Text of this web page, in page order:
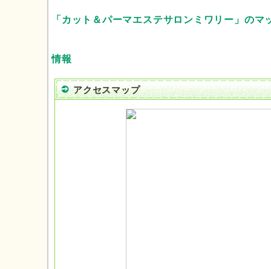
「カット＆パーマエステサロンミワリー」のマ
情報
アクセスマップ